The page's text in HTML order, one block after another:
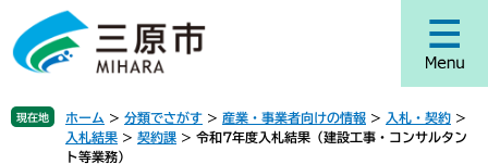
ジ
頭
ュ
飛現在地 ホーム > 分類でさがす > 産業・事業者向けの情報 > 入札・契約 >
入札結果 > 契約課 > 令和7年度入札結果（建設工事・コンサルタン
ト等業務）